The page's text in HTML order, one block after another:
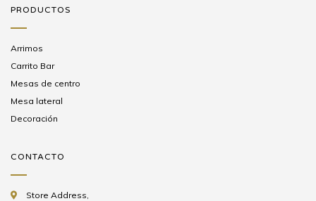
PRODUCTOS
Arrimos
Carrito Bar
Mesas de centro
Mesa lateral
Decoración
CONTACTO
Store Address,